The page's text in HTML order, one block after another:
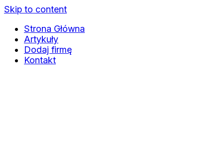
Skip to content
Strona Główna
Artykuły
Dodaj firmę
Kontakt